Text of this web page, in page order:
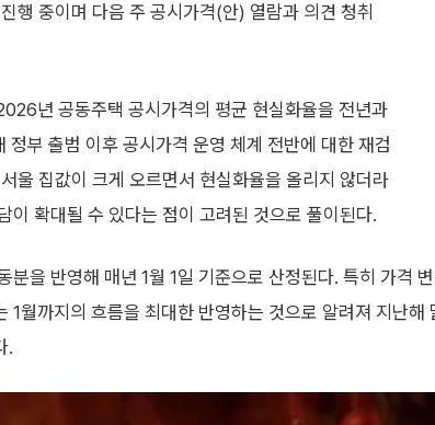
행 중이며 다음 주 공시가격(안) 열람과 의견 청취
년 공동주택 공시가격의 평균 현실화율을 전년과
부 출범 이후 공시가격 운영 체계 전반에 대한 재검
울 집값이 크게 오르면서 현실화율을 올리지 않더라
이 확대될 수 있다는 점이 고려된 것으로 풀이된다.
분을 반영해 매년 1월 1일 기준으로 산정된다. 특히 가격
1월까지의 흐름을 최대한 반영하는 것으로 알려져 지난해
.